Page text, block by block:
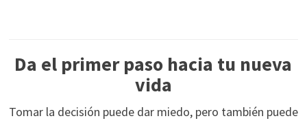
Da el primer paso hacia tu nueva
vida
Tomar la decisión puede dar miedo, pero también puede